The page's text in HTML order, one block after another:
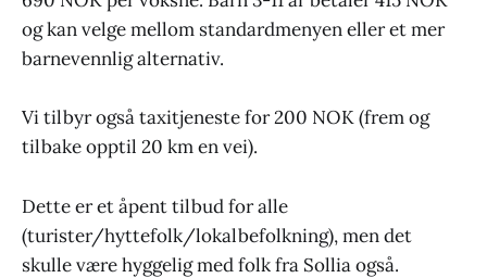
og kan velge mellom standardmenyen eller et mer
barnevennlig alternativ.
Vi tilbyr også taxitjeneste for 200 NOK (frem og
tilbake opptil 20 km en vei).
Dette er et åpent tilbud for alle
(turister/hyttefolk/lokalbefolkning), men det
skulle være hyggelig med folk fra Sollia også.